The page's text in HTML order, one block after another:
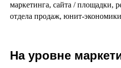
маркетинга, сайта / площадки,
отдела продаж,
На уровне